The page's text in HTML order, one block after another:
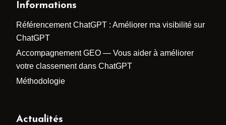
Informations
Référencement ChatGPT : Améliorer ma visibilité sur
ChatGPT
Accompagnement GEO — Vous aider à améliorer
votre classement dans ChatGPT
Méthodologie
Actualités